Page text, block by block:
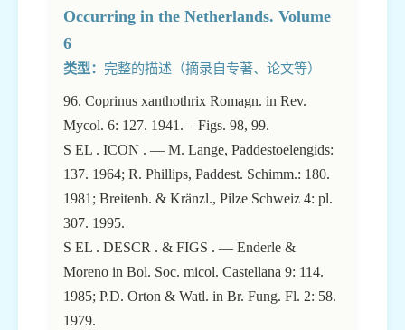
Occurring in the Netherlands. Volume
6
类型： 完整的描述（摘录自专著、论文等）
96. Coprinus xanthothrix Romagn. in Rev.
Mycol. 6: 127. 1941. – Figs. 98, 99.
S EL . ICON . — M. Lange, Paddestoelengids:
137. 1964; R. Phillips, Paddest. Schimm.: 180.
1981; Breitenb. & Kränzl., Pilze Schweiz 4: pl.
307. 1995.
S EL . DESCR . & FIGS . — Enderle &
Moreno in Bol. Soc. micol. Castellana 9: 114.
1985; P.D. Orton & Watl. in Br. Fung. Fl. 2: 58.
1979.